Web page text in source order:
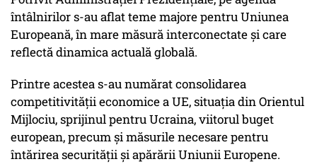
întâlnirilor s-au aflat teme majore pentru Uniunea
Europeană, în mare măsură interconectate şi care
reflectă dinamica actuală globală.
Printre acestea s-au numărat consolidarea
competitivităţii economice a UE, situaţia din Orientul
Mijlociu, sprijinul pentru Ucraina, viitorul buget
european, precum şi măsurile necesare pentru
întărirea securităţii şi apărării Uniunii Europene.